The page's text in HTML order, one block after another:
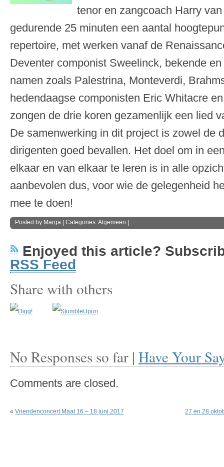
tenor en zangcoach Harry
gedurende 25 minuten een aantal
repertoire, met werken vanaf de
Deventer componist Sweelinck, bekende
namen zoals Palestrina, Monteverdi,
hedendaagse componisten Eric Whitacre
zongen de drie koren gezamenlijk een lied
De samenwerking in dit project is zowel de
dirigenten goed bevallen. Het doel om in
elkaar en van elkaar te leren is in alle
aanbevolen dus, voor wie de gelegenheid
mee te doen!
Posted by Marga | Categories:Algemeen
Enjoyed this article?
RSS Feed
Share with others
No Responses so far | Have Your
Comments are closed.
« Vriendenconcert Maat 16 – 18 juni 2017 27 en 28